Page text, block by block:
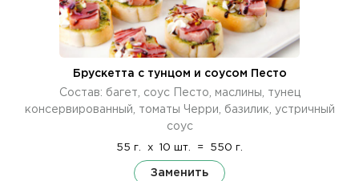
Брускетта с тунцом и соусом Песто
Состав: багет, соус Песто, маслины, тунец
консервированный, томаты Черри, базилик, устричный
соус
55 г. x 10 шт. = 550 г.
Заменить